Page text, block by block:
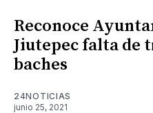
Reconoce
Jiutepec falta de
baches
24NOTICIAS
junio 25, 2021